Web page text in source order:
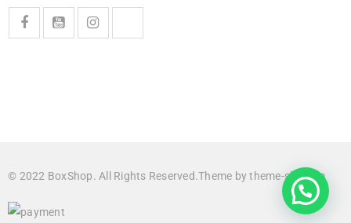
© 2022 BoxShop. All Rights Reserved.Theme bytheme-sky.com